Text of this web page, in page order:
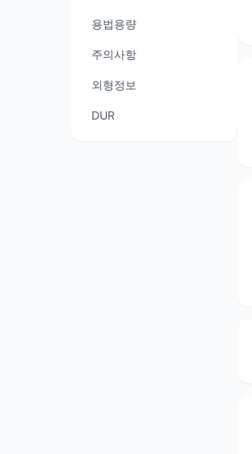
용법용량
주의사항
외형정보
DUR